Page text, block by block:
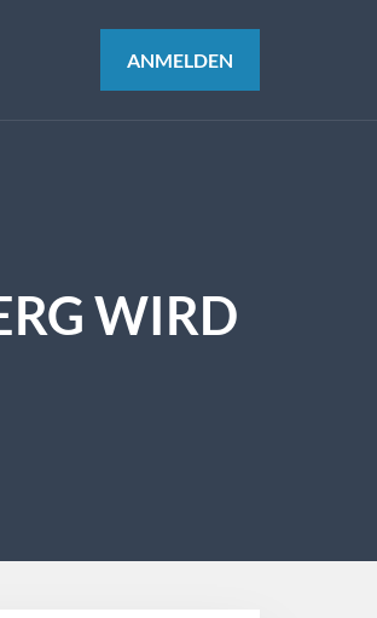
ANMELDEN
WIRD